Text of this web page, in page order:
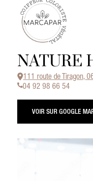
NATURE
111 route de Tiragon,
04 92 98 66 54
VOIR SUR GOOGLE